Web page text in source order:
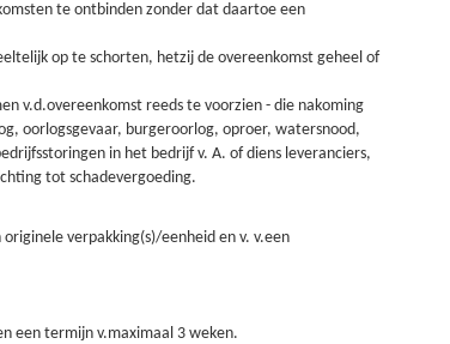
te ontbinden zonder dat daartoe een
op te schorten, hetzij de overeenkomst geheel of
v.d.overeenkomst reeds te voorzien - die nakoming
oorlogsgevaar, burgeroorlog, oproer, watersnood,
in het bedrijf v. A. of diens leveranciers,
tot schadevergoeding.
verpakking(s)/eenheid en v. v.een
een termijn v.maximaal 3 weken.